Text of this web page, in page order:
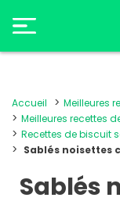
Accueil
Meilleures
Meilleures recettes
Recettes de biscuit
Sablés noisettes
Sablés